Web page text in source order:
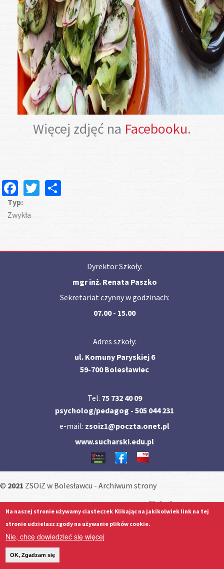
Więcej zdjęć na Facebooku.
Facebook
Twitter
Typ:
Zwykła
Dyrektor Szkoły:
mgr inż. Renata Paszko
Sekretariat czynny w godzinach:
07.00 - 15.00
Adres szkoły:
ul. Komuny Paryskiej 6
59-700 Bolesławiec
Tel. 75 732 40 09
psycholog/pedagog - 505 044 231
e-mail: zsoiz1@poczta.onet.pl
www.sucharski.edu.pl
© 2021 ZSOiZ w Bolesławcu - Archiwum strony
Na naszej stronie używamy ciasteczek Klikając na jakikolwiek link na tej
stronie udzielasz zgody na używanie plików cookie.
Nie, chcę dowiedzieć się więcej
OK, Zgadzam się